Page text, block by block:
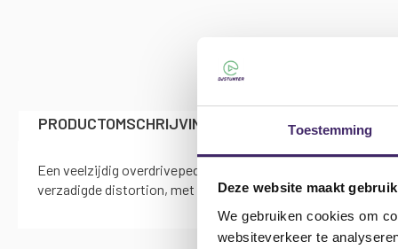
Toestemming
Deze website maakt
We gebruiken cookies om
websiteverkeer te
gallerijPRODUCTOMSCHRIJVING SPECIFICATIES
Een veelzijdig overdrivepedaal voor gitaar met aparte gain-,
verzadigde distortion, met alles daartussenin, voor